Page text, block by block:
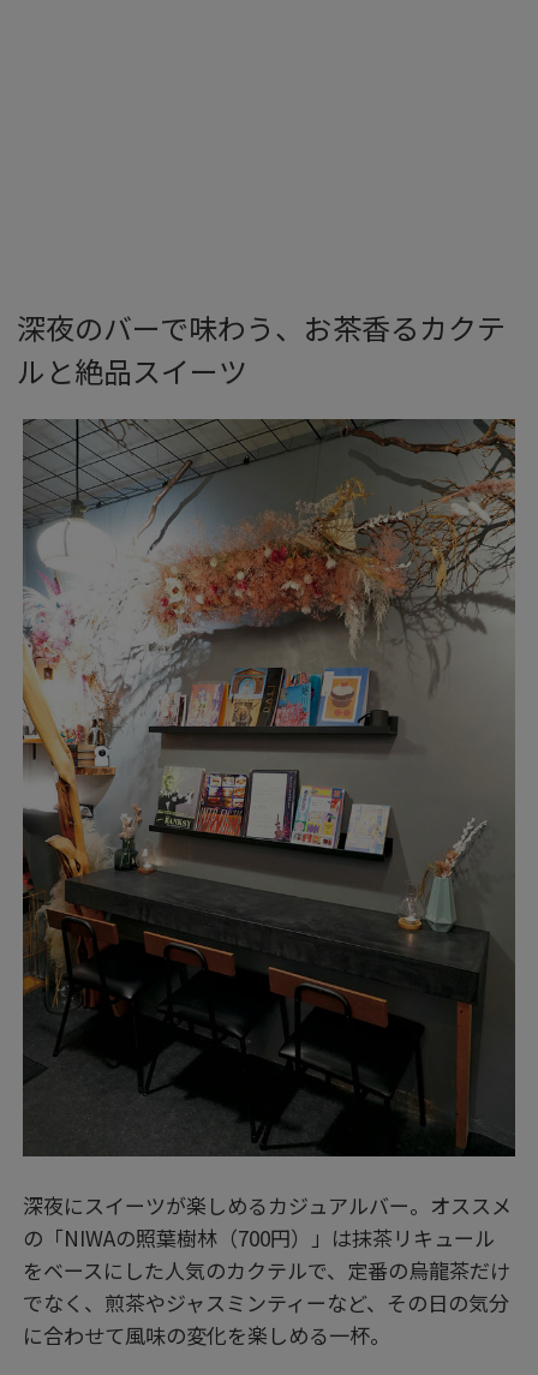
深夜のバーで味わう、お茶香るカクテ
ルと絶品スイーツ
深夜にスイーツが楽しめるカジュアルバー。オススメ
の「NIWAの照葉樹林（700円）」は抹茶リキュール
をベースにした人気のカクテルで、定番の烏龍茶だけ
でなく、煎茶やジャスミンティーなど、その日の気分
に合わせて風味の変化を楽しめる一杯。